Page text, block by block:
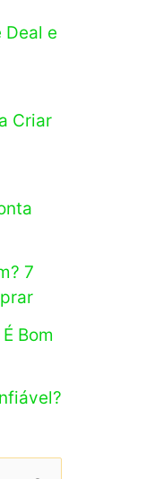
e
Criar
7
Bom